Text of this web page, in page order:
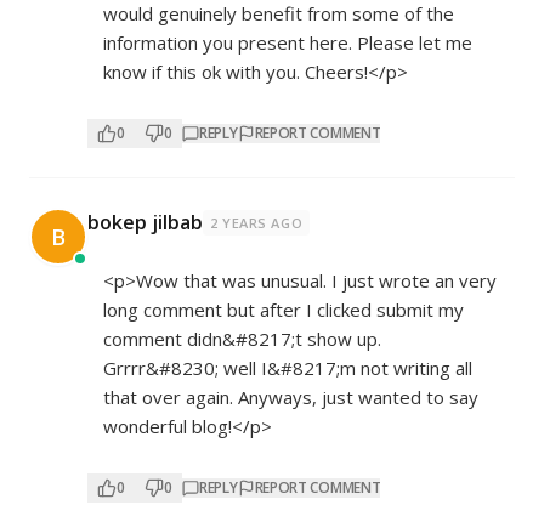
would genuinely benefit from some of the
information you present here. Please let me
know if this ok with you. Cheers!</p>
0 0 REPLY REPORT COMMENT
B bokep jilbab 2 YEARS AGO
<p>Wow that was unusual. I just wrote an very
long comment but after I clicked submit my
comment didn&#8217;t show up.
Grrrr&#8230; well I&#8217;m not writing all
that over again. Anyways, just wanted to say
wonderful blog!</p>
0 0 REPLY REPORT COMMENT